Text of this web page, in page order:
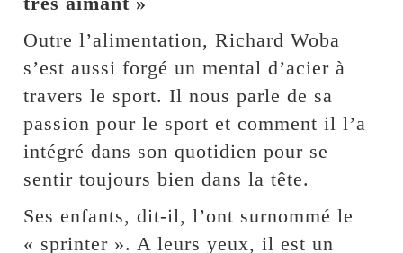
Outre l’alimentation, Richard Woba
s’est aussi forgé un mental d’acier à
travers le sport. Il nous parle de sa
passion pour le sport et comment il l’a
intégré dans son quotidien pour se
sentir toujours bien dans la tête.
Ses enfants, dit-il, l’ont surnommé le
« sprinter ». A leurs yeux, il est un